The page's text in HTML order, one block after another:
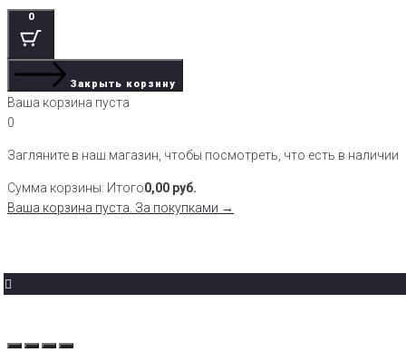
0
Закрыть корзину
Ваша корзина пуста
0
Загляните в наш магазин, чтобы посмотреть, что есть в наличии
Сумма корзины: Итого0,00 руб.
Ваша корзина пуста. За покупками →